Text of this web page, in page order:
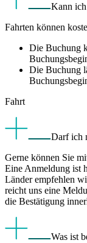
Kann
Fahrten können
Die Buchung
Die Buchung
Fahrt
Darf ich
Gerne können Sie
Eine Anmeldung ist
Länder empfehlen
reicht uns eine
die Bestätigung
Was ist